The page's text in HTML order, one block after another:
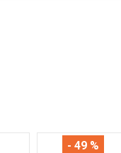
- 49 %